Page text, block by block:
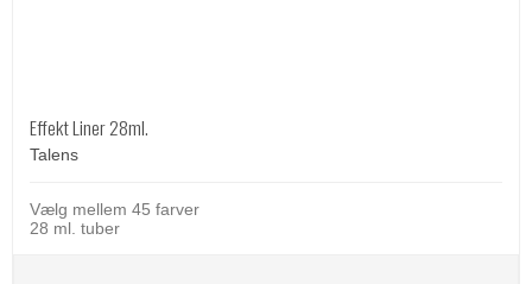
Effekt Liner 28ml.
Talens
Vælg mellem 45 farver
28 ml. tuber